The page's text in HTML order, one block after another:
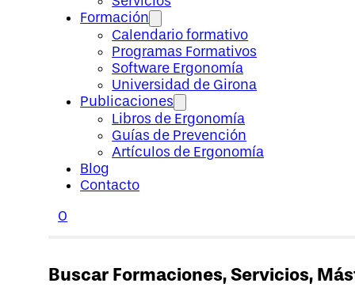
Formación
Calendario formativo
Programas Formativos
Software Ergonomía
Universidad de Girona
Publicaciones
Libros de Ergonomía
Guías de Prevención
Artículos de Ergonomía
Blog
Contacto
0
Buscar Formaciones, Servicios,